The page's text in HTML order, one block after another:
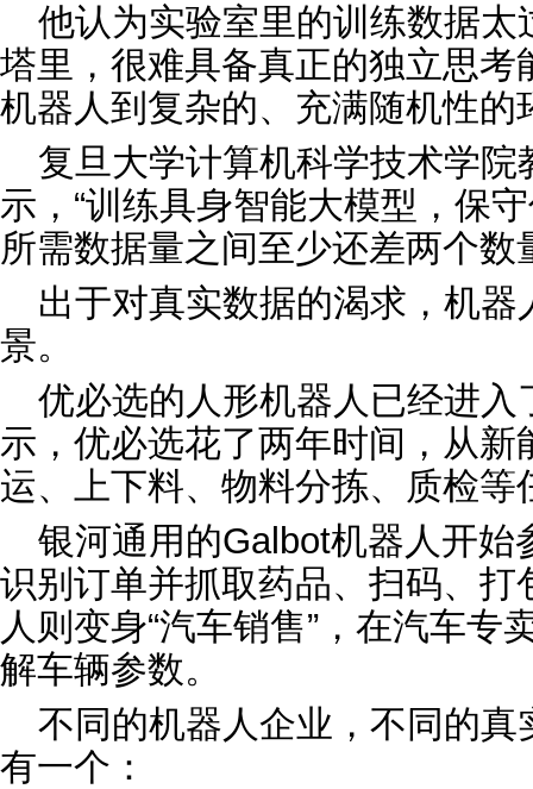
他认为实验室里的训练数据
塔里，很难具备真正的独立思
机器人到复杂的、充满随机性的
复旦大学计算机科学技术学
示，“训练具身智能大模型，保
所需数据量之间至少还差两个数
出于对真实数据的渴求，机
景。
优必选的人形机器人已经进
示，优必选花了两年时间，从
运、上下料、物料分拣、质检等
银河通用的Galbot机器人开始
识别订单并抓取药品、扫码、
人则变身“汽车销售”，在汽车专
解车辆参数。
不同的机器人企业，不同的
有一个：